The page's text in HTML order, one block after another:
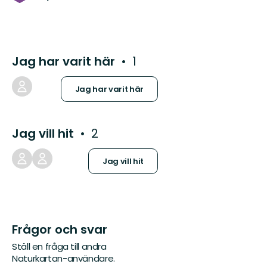
Jag har varit här 1
Jag har varit här
Jag vill hit 2
Jag vill hit
Frågor och svar
Ställ en fråga till andra
Naturkartan-användare.